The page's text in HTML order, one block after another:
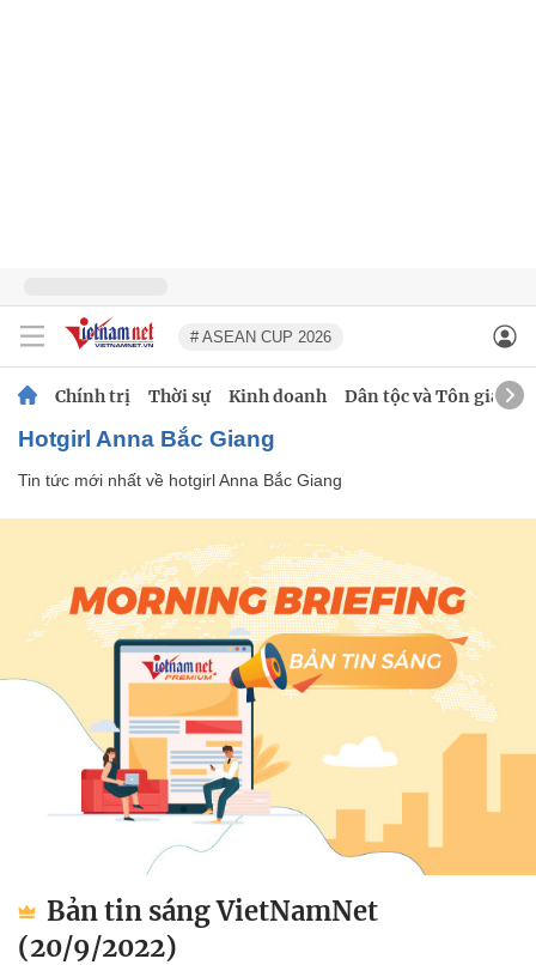
# ASEAN CUP 2026
Chính trị Thời sự Kinh doanh Dân tộc và Tôn giáo
hotgirl Anna Bắc Giang
Tin tức mới nhất về hotgirl Anna Bắc Giang
Bản tin sáng VietNamNet
(20/9/2022)